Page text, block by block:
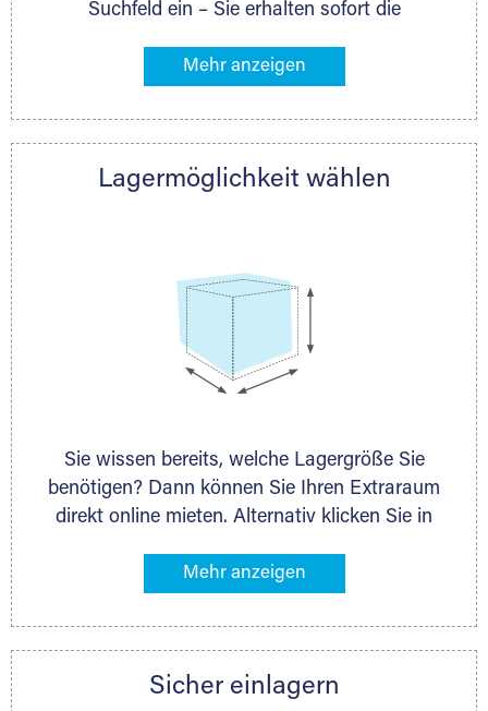
Suchfeld ein – Sie erhalten sofort die
Lagermöglichkeiten in Ihrer Nähe. An zahlreichen
direkt online mieten. Gibt es Extraraum noch
nächstgelegenen Partner und besprechen alles
Lagermöglichkeit wählen
Sie wissen bereits, welche Lagergröße Sie
benötigen? Dann können Sie Ihren Extraraum
direkt online mieten. Alternativ klicken Sie in
Gegenstände an, die Sie einlagern möchten –
ermittelt. Natürlich steht Ihnen Ihr Extraraum
persönlich hinsichtlich Lagervolumen und zu
Sicher einlagern